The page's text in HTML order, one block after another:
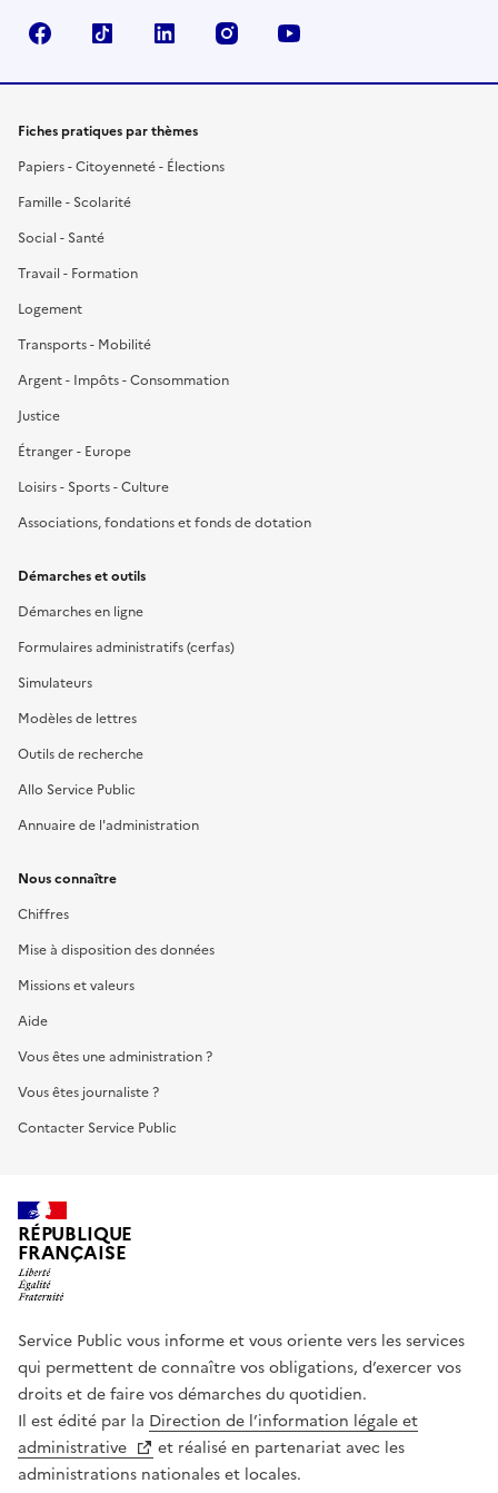
FacebookTikTok LinkedIn Instagram
Fiches pratiques par thèmes
Papiers - Citoyenneté - Élections
Famille - Scolarité
Social - Santé
Travail - Formation
Logement
Transports - Mobilité
Argent - Impôts - Consommation
Justice
Étranger - Europe
Loisirs - Sports - Culture
Associations, fondations et fonds de dotation
Démarches et outils
Démarches en ligne
Formulaires administratifs (cerfas)
Simulateurs
Modèles de lettres
Outils de recherche
Allo Service Public
Annuaire de l'administration
Nous connaître
Chiffres
Mise à disposition des données
Missions et valeurs
Aide
Vous êtes une administration ?
Vous êtes journaliste ?
Contacter Service Public
RÉPUBLIQUE
FRANÇAISE
Service Public vous informe et vous oriente vers les services
qui permettent de connaître vos obligations, d’exercer vos
droits et de faire vos démarches du quotidien.
Il est édité par la Direction de l’information légale et
administrative
et réalisé en partenariat avec les
administrations nationales et locales.